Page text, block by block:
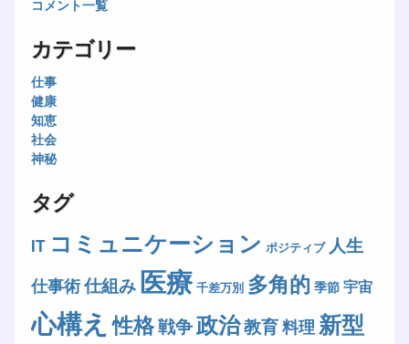
コメント一覧
カテゴリー
仕事
健康
知恵
社会
神秘
タグ
IT コミュニケーション ポジティブ 人生
仕事術仕組み医療 千差万別 多角的 季節 宇宙
心構え 性格戦争政治教育料理 新型